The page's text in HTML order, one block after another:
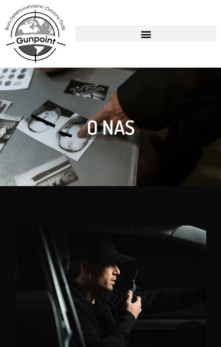
O NAS